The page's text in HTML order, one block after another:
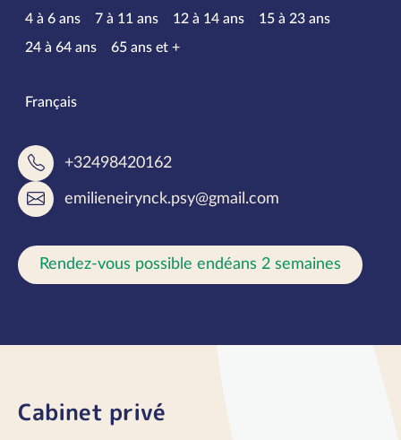
Tranches d’âge
4 à 6 ans 7 à 11 ans 12 à 14 ans
15 à 23 ans
24 à 64 ans
65 ans et +
Langues parlées
Français
+32498420162
emilieneirynck.psy@gmail.com
Rendez-vous possible endéans 2 semaines
Cabinet privé